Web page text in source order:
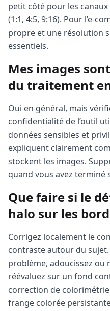
petit côté pour les
(1:1, 4:5, 9:16). Pour
propre et une résolution
essentiels.
Mes images
du traitement
Oui en général, mais
confidentialité de l’outil
données sensibles et
expliquent clairement
stockent les images.
quand vous avez terminé
Que faire si le
halo sur les
Corrigez localement le
contraste autour du
problème, adoucissez ou
réévaluez sur un fond
correction de
frange colorée